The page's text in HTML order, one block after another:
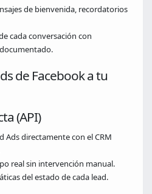
de bienvenida, recordatorios
cada conversación con
de Facebook a tu
(API)
Ads directamente con el CRM
real sin intervención manual.
del estado de cada lead.